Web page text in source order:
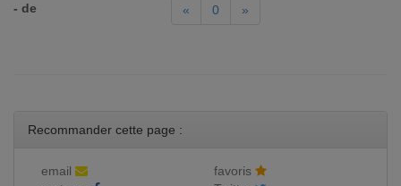
- de « 0 »
Recommander cette page :
email
favoris